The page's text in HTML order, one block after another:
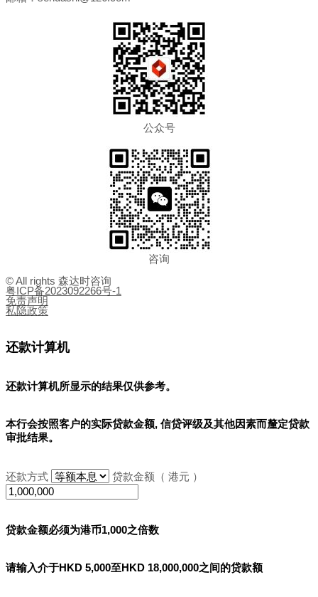
公众号
咨询
© All rights 森达时咨询
粤ICP备2023092266号-1
免责声明
私隐政策
还款计算机
还款计算机所显示的结果仅供参考。
本行会按照客户的实际贷款金额, 信贷评级及其他因素而釐定贷款
审批结果。
还款方式 贷款金额（ 港元 ）
贷款金额必须为港币1,000之倍数
请输入介于HKD 5,000至HKD 18,000,000之间的贷款额